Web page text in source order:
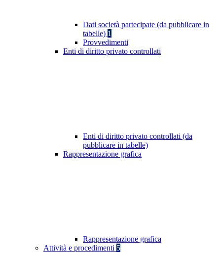
Dati società partecipate (da pubblicare in
tabelle) 1
Provvedimenti
Enti di diritto privato controllati
Enti di diritto privato controllati (da
pubblicare in tabelle)
Rappresentazione grafica
Rappresentazione grafica
Attività e procedimenti 5